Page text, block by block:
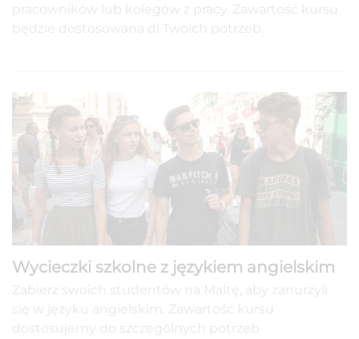
pracowników lub kolegów z pracy. Zawartość kursu
będzie dostosowana dl Twoich potrzeb.
Wycieczki szkolne z językiem angielskim
Zabierz swoich studentów na Maltę, aby zanurzyli
się w języku angielskim. Zawartość kursu
dostosujemy do szczególnych potrzeb